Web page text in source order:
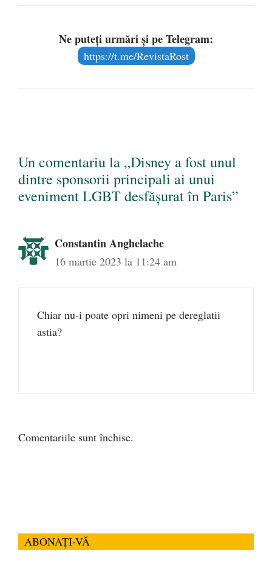
Ne puteți urmări și pe Telegram:
https://t.me/RevistaRost
Un comentariu la „Disney a fost unul
dintre sponsorii principali ai unui
eveniment LGBT desfășurat în Paris”
Constantin Anghelache
16 martie 2023 la 11:24 am
Chiar nu-i poate opri nimeni pe dereglatii
astia?
Comentariile sunt închise.
ABONAȚI-VĂ